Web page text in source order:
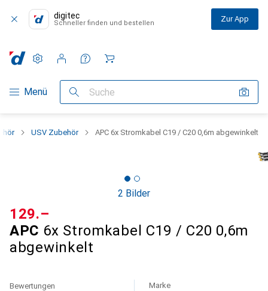
digitec
Schneller finden und bestellen Zur App
Navigation nach Kategorien
Menü Suche
Einstellungen
Kundenkonto
Vergleichslisten
Merklisten
Warenkorb
USV Zubehör APC 6x Stromkabel C19 / C20 0,6m abgewinkelt
2 Bilder
APC 6x Stromkabel C19 / C20 0,6m
abgewinkelt
CHF
129.–
Bewertungen Marke